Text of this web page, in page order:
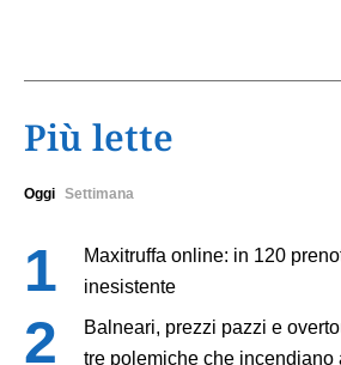
Più lette
Oggi Settimana
Maxitruffa online: in 120
inesistente
Balneari, prezzi pazzi e
tre polemiche che incendiano